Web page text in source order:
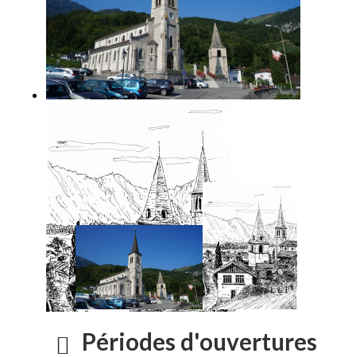
Périodes d'ouvertures